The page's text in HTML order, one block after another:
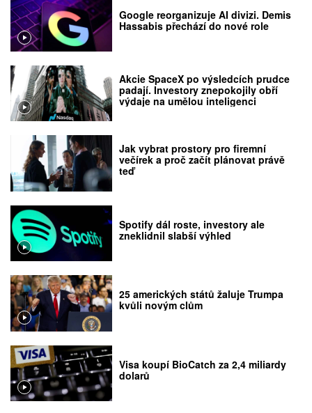
Google reorganizuje AI divizi. Demis
Hassabis přechází do nové role
Akcie SpaceX po výsledcích prudce
padají. Investory znepokojily obří
výdaje na umělou inteligenci
Jak vybrat prostory pro firemní
večírek a proč začít plánovat právě
teď
Spotify dál roste, investory ale
zneklidnil slabší výhled
25 amerických států žaluje Trumpa
kvůli novým clům
Visa koupí BioCatch za 2,4 miliardy
dolarů